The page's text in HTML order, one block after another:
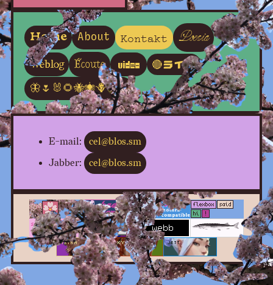
Home About Kontakt Poesia
Weblog Écoute Video 🔴ライブ
🦋🌷🐰🌻🐝🕷🪻🐇🌱
E-mail:
cel@blos.sm
Jabber:
cel@blos.sm